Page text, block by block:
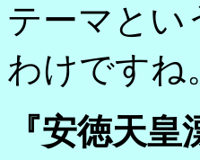
テーマとい
わけですね
『安徳天